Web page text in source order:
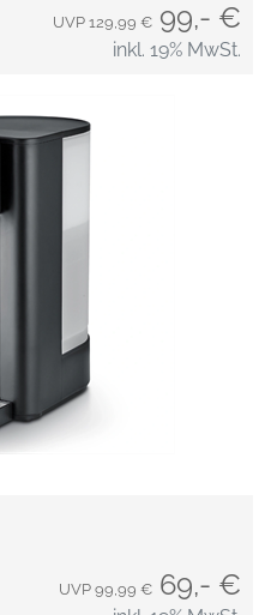
UVP 129,99 € 99,- €
inkl. 19% MwSt.
UVP 99,99 € 69,- €